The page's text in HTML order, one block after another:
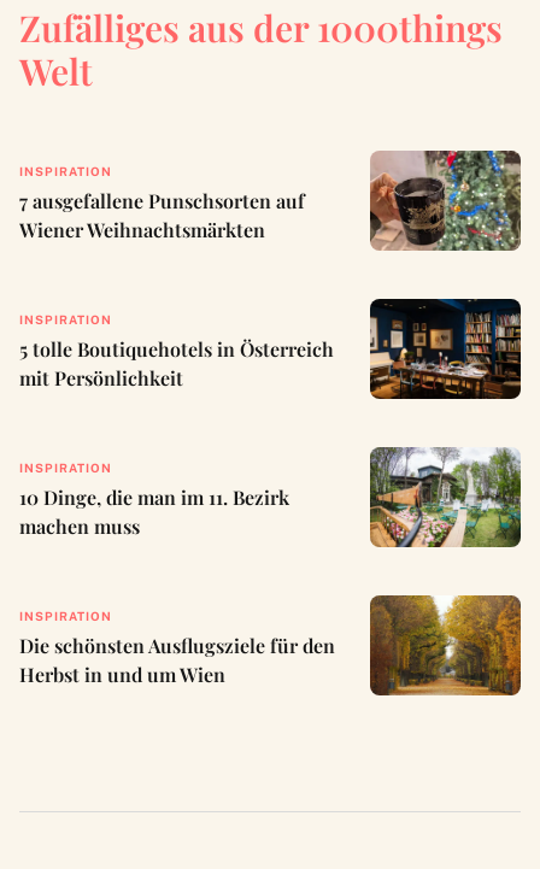
Zufälliges aus der 1000things
Welt
INSPIRATION
7 ausgefallene Punschsorten auf
Wiener Weihnachtsmärkten
INSPIRATION
5 tolle Boutiquehotels in Österreich
mit Persönlichkeit
INSPIRATION
10 Dinge, die man im 11. Bezirk
machen muss
INSPIRATION
Die schönsten Ausflugsziele für den
Herbst in und um Wien